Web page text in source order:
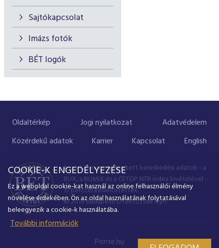
Sajtókapcsolat
Imázs fotók
BÉT logók
Oldaltérkép Jogi nyilatkozat
Adatvédelem
Közérdekű adatok
Karrier Kapcsolat English
A portálon megjelenített kereskedési adatok - a
BUX, a BUMIX és a CETOP NTR index kivételével -
15 perccel késleltetettek.
© 2019 Budapesti Értéktőzsde Nyrt.
Ponte.hu
COOKIE-K ENGEDÉLYEZÉSE
Ez a weboldal cookie-kat használ az online felhasználói élmény
növelése érdekében. Ön az oldal használatának folytatásával
beleegyezik a cookie-k használatába.
További információk